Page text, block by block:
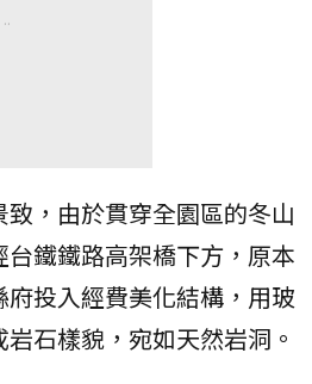
，由於貫穿全園區的冬山
鐵鐵路高架橋下方，原本
投入經費美化結構，用玻
石樣貌，宛如天然岩洞。